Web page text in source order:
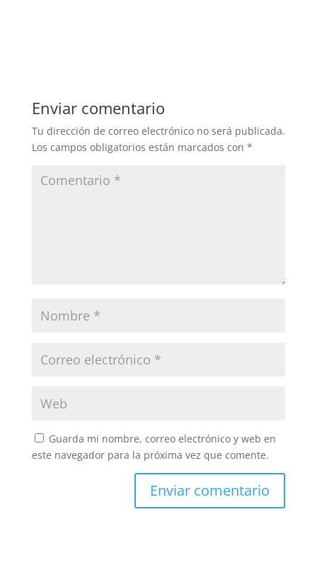
Enviar comentario
Tu dirección de correo electrónico no será publicada.
Los campos obligatorios están marcados con *
Guarda mi nombre, correo electrónico y web en
este navegador para la próxima vez que comente.